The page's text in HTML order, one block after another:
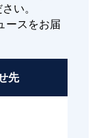
い。
ースをお届
先